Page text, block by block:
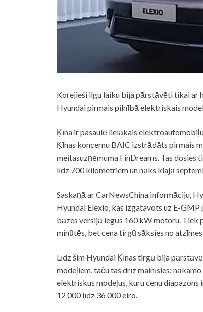
Korejieši ilgu laiku bija pārstāvēti tikai ar
Hyundai pirmais pilnībā elektriskais
Ķīna ir pasaulē lielākais
Ķīnas koncernu BAIC izstrādāts pirmais
meitasuzņēmuma FinDreams. Tas dosies
līdz 700 kilometriem un nāks klajā
Saskaņā ar CarNewsChina informāciju,
Hyundai Elexio, kas izgatavots uz E-
bāzes versijā iegūs 160 kW motoru. Tiek
minūtēs, bet cena tirgū sāksies no
Līdz šim Hyundai Ķīnas tirgū bija
modeļiem, taču tas drīz mainīsies:
elektriskus modeļus, kuru cenu
12 000 līdz 36 000 eiro.